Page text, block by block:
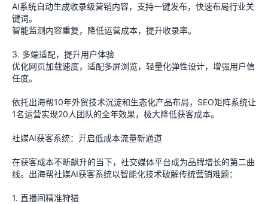
AI系统自动生成收录级营销内容，支持一键发布，快速布局行业关
键词。
智能监测内容重复，降低运营成本，提升收录率。
3. 多端适配，提升用户体验
优化网页加载速度，适配多屏浏览，轻量化弹性设计，增强用户信
任度。
依托出海帮10年外贸技术沉淀和生态化产品布局，SEO矩阵系统让
1名运营实现20人团队的全年效果，极大降低获客成本。
社媒AI获客系统：开启低成本流量新通道
在获客成本不断飙升的当下，社交媒体平台成为品牌增长的第二曲
线。出海帮社媒AI获客系统以智能化技术破解传统营销难题：
1. 直播间精准狩猎